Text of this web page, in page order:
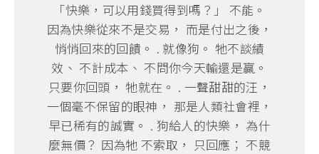
「快樂，可以用錢買得到嗎？」 不能。
因為快樂從來不是交易， 而是付出之後，
悄悄回來的回饋。 . 就像狗。 牠不談績
效、 不計成本、 不問你今天輸還是贏。
只要你回頭， 牠就在。 . 一聲甜甜的汪，
一個毫不保留的眼神， 那是人類社會裡，
早已稀有的誠實。 . 狗給人的快樂， 為什
麼無價？ 因為牠 不索取， 只回應； 不競